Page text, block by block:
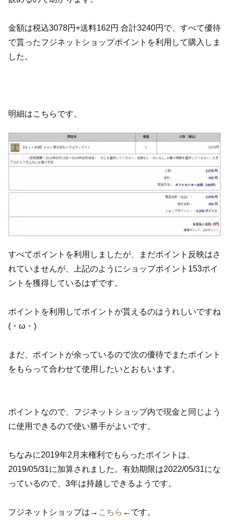
金額は税込3078円+送料162円 合計3240円で、すべて優待
で貰ったフジネットショップポイントを利用して購入しま
した。
明細はこちらです。
すべてポイントを利用しましたが、まだポイント反映はさ
れていませんが、上記のようにショップポイント153ポイ
ントを獲得しているはずです。
ポイントを利用してポイントが貰えるのはうれしいですね
(・ω・)
まだ、ポイントが余っているので次の優待でまたポイント
をもらって合わせて使用したいとおもいます。
ポイントなので、フジネットショップ内で現金と同じよう
に使用できるので使い勝手がよいです。
ちなみに2019年2月末権利でもらったポイントは、
2019/05/31に加算されました。有効期限は2022/05/31にな
っているので、3年は持越しできるようです。
フジネットショップは→ こちら ←です。